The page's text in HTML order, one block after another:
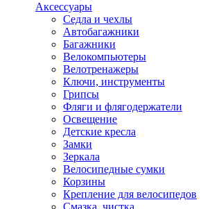
Аксессуары
Седла и чехлы
Автобагажники
Багажники
Велокомпьютеры
Велотренажеры
Ключи, инструменты
Грипсы
Фляги и флягодержатели
Освещение
Детские кресла
Замки
Зеркала
Велосипедные сумки
Корзины
Крепление для велосипедов
Смазка, чистка